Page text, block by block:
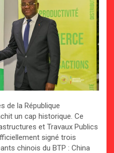
de la République
un cap historique. Ce
et Travaux Publics
signé trois
chinois du BTP : China